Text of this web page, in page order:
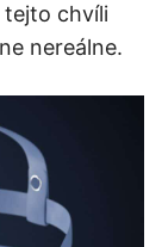
tejto chvíli
nereálne.